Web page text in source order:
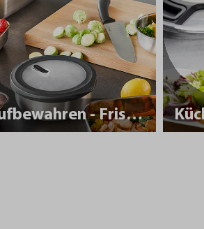
Aufbewahren - Frisch halten